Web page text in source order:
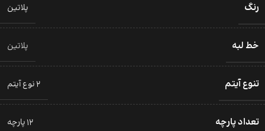
رنگ پلاتین
خط لبه پلاتین
تنوع آیتم 2 نوع آیتم
تعداد پارچه 12 پارچه